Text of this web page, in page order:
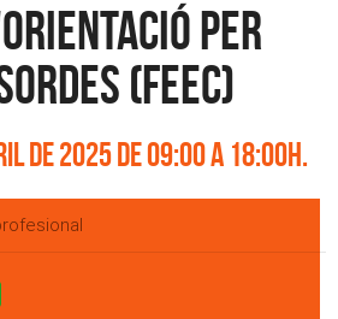
per
(FEEC)
de 2025 de 09:00 a 18:00h.